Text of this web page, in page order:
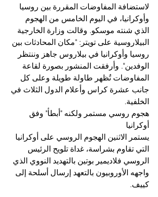
لاستضافة المفاوضات المقررة بين روسيا
وأوكرانيا، في اليوم الخامس من الهجوم
الذي شنته موسكو. وقالت وزارة الخارجية
البيلاروسية على تويتر: "مكان المحادثات بين
روسيا وأوكرانيا في بيلاروس جاهز وننتظر
الوفدين". وأرفقت المنشور بصورة لقاعة
المفاوضات تُظهر طاولة طويلة وعلى كل
جانب عشرة كراس وأعلام الدول الثلاث في
الخلفية.
هجوم روسي مستمر ولكنه "أبطأ" وفق
أوكرانيا
يستمر الاثنين الهجوم الروسي على أوكرانيا
التي تقاوم بشراسة، غداة تلويح الرئيس
الروسي فلاديمير بوتين بالتهديد النووي الذي
واجهه الأوروبيون بالتعهد إرسال أسلحة إلى
كييف.